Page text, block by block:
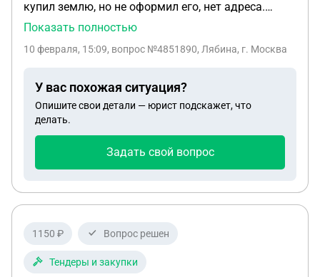
купил землю, но не оформил его, нет адреса.
Дедушка умер, мы хотим оформить
администрации говорят ,что дом можно
нам нужны документы о земельном участке. А
документы ,которые были в местной
администрации на проверке в отделе
говорит администрация. Хотелось бы знать
ли запросом отправить документы обратно
Показать полностью
10 февраля, 15:09, вопрос №4851890, Лябина, г. Москва
У вас похожая ситуация?
Опишите свои детали — юрист подскажет, что
делать.
Задать свой вопрос
1150 ₽ Вопрос решен
Тендеры и закупки